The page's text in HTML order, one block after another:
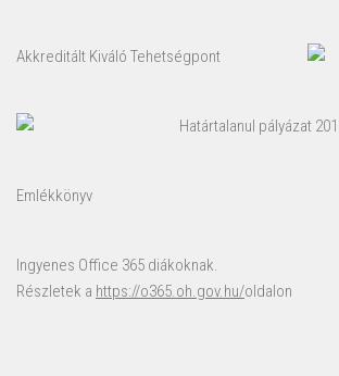
Akkreditált Kiváló Tehetségpont
Határtalanul pályázat
Emlékkönyv
Ingyenes Office 365 diákoknak.
Részletek a https://o365.oh.gov.hu/oldalon